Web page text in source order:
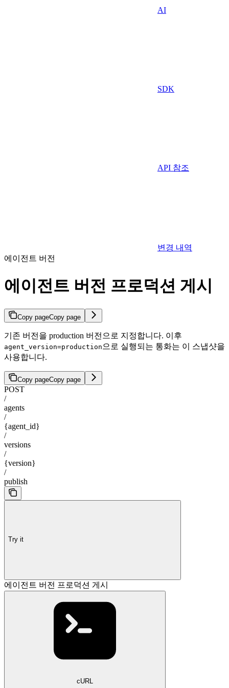
AI
SDK
API 참조
변경 내역
에이전트 버전
에이전트 버전 프로덕션 게시
Copy pageCopy page
기존 버전을 production 버전으로 지정합니다. 이후
agent_version=production 으로 실행되는 통화는 이 스냅샷을
사용합니다.
Copy pageCopy page
POST
/
agents
/
{agent_id}
/
versions
/
{version}
/
publish
Try it
에이전트 버전 프로덕션 게시
cURL